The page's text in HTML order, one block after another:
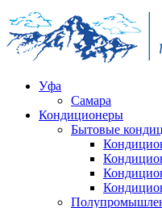
Уфа
Самара
Кондиционеры
Бытовые